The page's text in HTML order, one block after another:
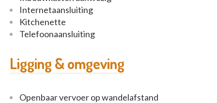
Internetaansluiting
Kitchenette
Telefoonaansluiting
Ligging & omgeving
Openbaar vervoer op wandelafstand